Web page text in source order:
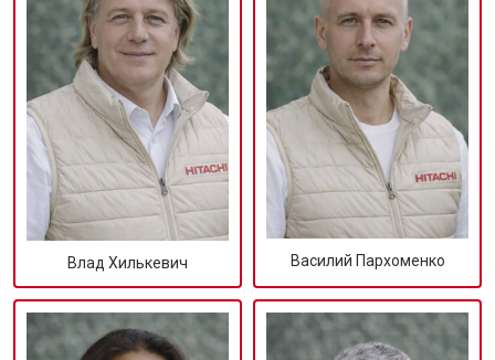
Влад Хилькевич Василий Пархоменко